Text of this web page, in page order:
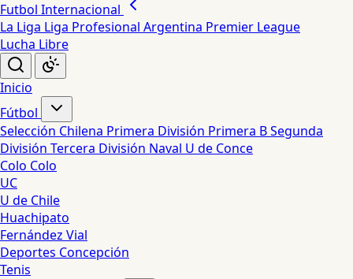
Futbol Internacional
La Liga Liga Profesional Argentina Premier League
Lucha Libre
Inicio
Fútbol
Selección Chilena Primera División Primera BSegunda
División Tercera División Naval U de Conce
Colo Colo
UC
U de Chile
Huachipato
Fernández Vial
Deportes Concepción
Tenis